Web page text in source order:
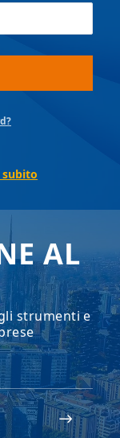
subito
AL
strumenti e